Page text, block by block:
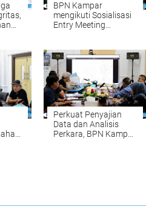
BPN Kampar
mengikuti Sosialisasi
Entry Meeting
2026 yang
diselenggarakan oleh
Ombudsman RI
Perkuat Penyajian
Data dan Analisis
Perkara, BPN Kampar